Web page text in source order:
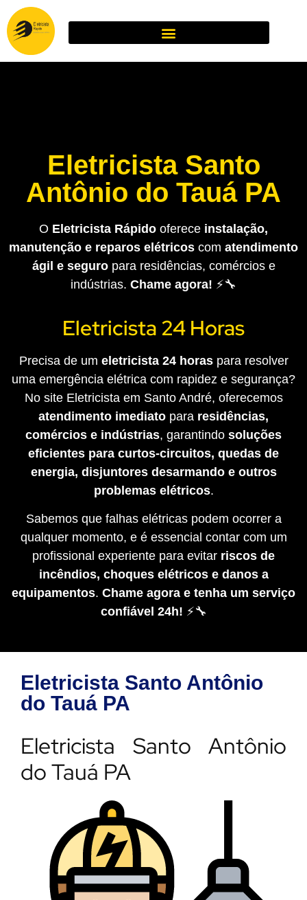
Eletricista Santo
Antônio do Tauá PA
O Eletricista Rápido oferece instalação,
manutenção e reparos elétricos com atendimento
ágil e seguropara residências, comércios e
indústrias. Chame agora! ⚡🔧
Eletricista 24 Horas
Precisa de um eletricista 24 horaspara resolver
uma emergência elétrica com rapidez e segurança?
No site Eletricista em Santo André, oferecemos
atendimento imediato para residências,
comércios e indústrias, garantindo soluções
eficientes para curtos-circuitos, quedas de
energia, disjuntores desarmando e outros
problemas elétricos.
Sabemos que falhas elétricas podem ocorrer a
qualquer momento, e é essencial contar com um
profissional experiente para evitar riscos de
incêndios, choques elétricos e danos a
equipamentos. Chame agora e tenha um serviço
confiável 24h! ⚡🔧
Eletricista Santo Antônio
do Tauá PA
Eletricista Santo Antônio
do Tauá PA